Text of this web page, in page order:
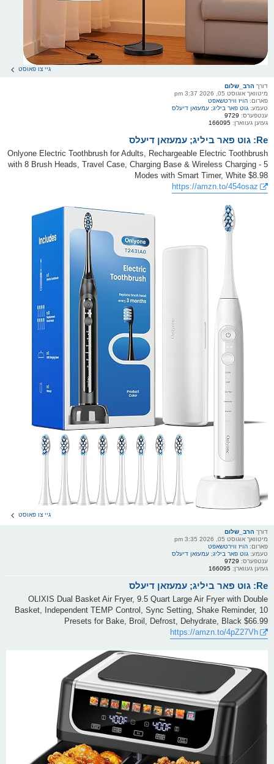
גיי צו פאוסט
דורך הרב_שלום
מיטוואך אוגוסט 05, 2026 3:37 pm
פארום: הויז ווירטשאפט
טעמע: גוט פאר ביליג; עמעזאן דיעלס
ענטפערס: 9729
געזען געווארן: 166095
Re: גוט פאר ביליג; עמעזאן דיעלס
Onlyone Electric Toothbrush for Adults, Rechargeable Electric Toothbrush
with 8 Brush Heads, Travel Case, Charging Base & Wireless Charging - 5
Modes with Smart Timer, White $8.98
https://amzn.to/454osaz
גיי צו פאוסט
דורך הרב_שלום
מיטוואך אוגוסט 05, 2026 3:35 pm
פארום: הויז ווירטשאפט
טעמע: גוט פאר ביליג; עמעזאן דיעלס
ענטפערס: 9729
געזען געווארן: 166095
Re: גוט פאר ביליג; עמעזאן דיעלס
OLIXIS Dual Basket Air Fryer, 9.5 Quart Large Air Fryer with Double
Basket, Independent TEMP Control, Sync Setting, Shake Reminder, 10
Presets for Bake, Broil, Defrost, Dehydrate, Black $66.99
https://amzn.to/4pZ27Vh